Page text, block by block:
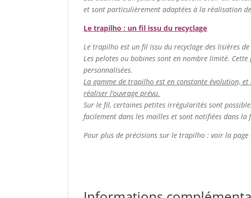
et sont particulièrement adaptées à la réalisation
Le trapilho : un fil issu du recyclage
Le trapilho est un fil issu du recyclage des lisières
Les pelotes ou bobines sont en nombre limité.
personnalisées.
La gamme de trapilho est en constante évolution,
réaliser l’ouvrage prévu.
Sur le fil, certaines petites irrégularités sont
facilement dans les mailles et sont notifiées dans la
Pour plus de précisions sur le trapilho : voir la page